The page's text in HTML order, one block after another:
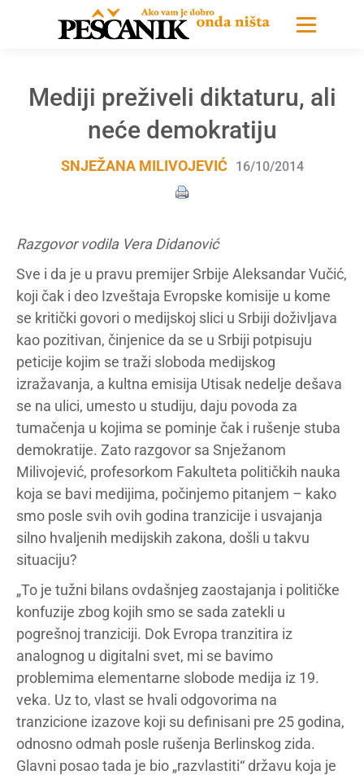
Mediji preživeli diktaturu, ali
neće demokratiju
SNJEŽANA MILIVOJEVIĆ 16/10/2014
Razgovor vodila Vera Didanović
Sve i da je u pravu premijer Srbije Aleksandar Vučić,
koji čak i deo Izveštaja Evropske komisije u kome
se kritički govori o medijskoj slici u Srbiji doživljava
kao pozitivan, činjenice da se u Srbiji potpisuju
peticije kojim se traži sloboda medijskog
izražavanja, a kultna emisija Utisak nedelje dešava
se na ulici, umesto u studiju, daju povoda za
tumačenja u kojima se pominje čak i rušenje stuba
demokratije. Zato razgovor sa Snježanom
Milivojević, profesorkom Fakulteta političkih nauka
koja se bavi medijima, počinjemo pitanjem – kako
smo posle svih ovih godina tranzicije i usvajanja
silno hvaljenih medijskih zakona, došli u takvu
situaciju?
„To je tužni bilans ovdašnjeg zaostajanja i političke
konfuzije zbog kojih smo se sada zatekli u
pogrešnoj tranziciji. Dok Evropa tranzitira iz
analognog u digitalni svet, mi se bavimo
problemima elementarne slobode medija iz 19.
veka. Uz to, vlast se hvali odgovorima na
tranzicione izazove koji su definisani pre 25 godina,
odnosno odmah posle rušenja Berlinskog zida.
Glavni posao tada je bio „razvlastiti“ državu koja je